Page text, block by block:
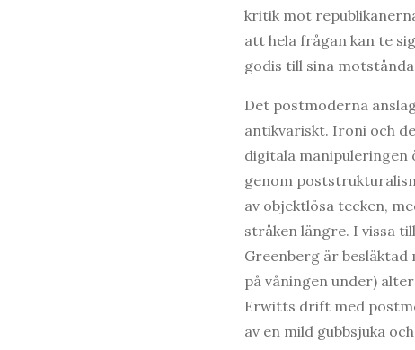
kritik mot
att hela frågan kan te
godis till sina
Det postmoderna
antikvariskt. Ironi och
digitala
genom
av objektlösa tecken,
stråken längre. I vissa
Greenberg är
på våningen under)
Erwitts drift med
av en mild gubbsjuka